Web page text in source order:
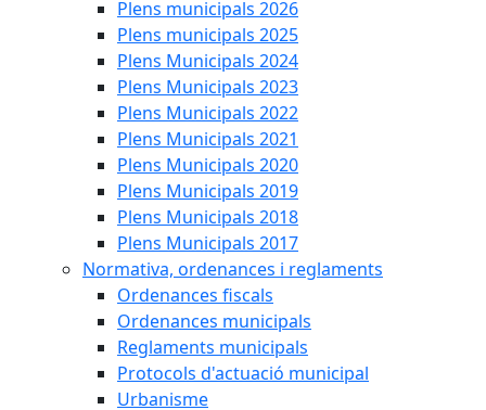
Plens municipals 2026
Plens municipals 2025
Plens Municipals 2024
Plens Municipals 2023
Plens Municipals 2022
Plens Municipals 2021
Plens Municipals 2020
Plens Municipals 2019
Plens Municipals 2018
Plens Municipals 2017
Normativa, ordenances i reglaments
Ordenances fiscals
Ordenances municipals
Reglaments municipals
Protocols d'actuació municipal
Urbanisme